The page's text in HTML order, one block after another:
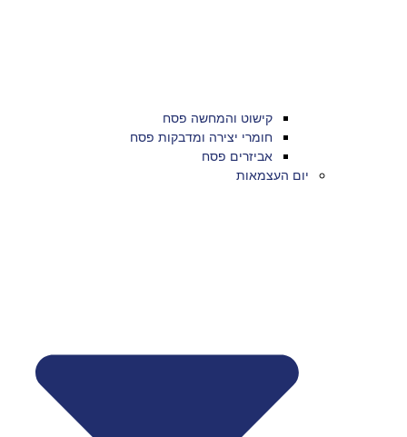
קישוט והמחשה פסח
חומרי יצירה ומדבקות פסח
אביזרים פסח
יום העצמאות